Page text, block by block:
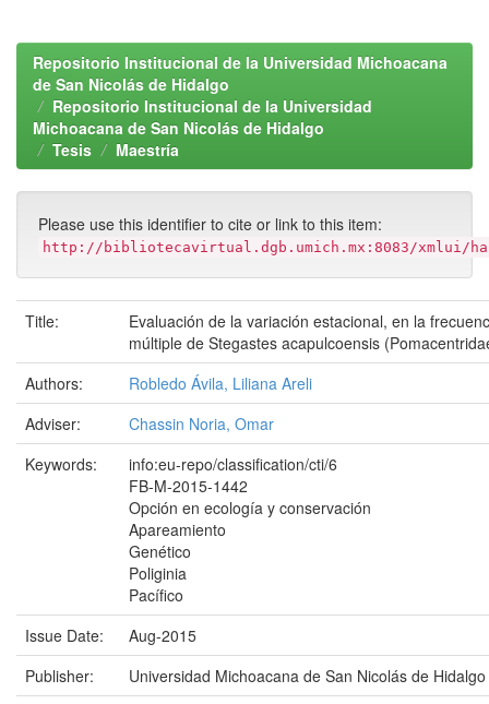
Repositorio Institucional de la Universidad Michoacana
de San Nicolás de Hidalgo
Repositorio Institucional de la Universidad
Michoacana de San Nicolás de Hidalgo
Tesis
Maestría
Please use this identifier to cite or link to this item:
http://bibliotecavirtual.dgb.umich.mx:8083/xmlui/
Title:
Evaluación de la variación estacional, en la
múltiple de Stegastes acapulcoensis
Authors:
Robledo Ávila, Liliana Areli
Adviser:
Chassin Noria, Omar
Keywords:
info:eu-repo/classification/cti/6
FB-M-2015-1442
Opción en ecología y conservación
Apareamiento
Genético
Poliginia
Pacífico
Issue Date:
Aug-2015
Publisher:
Universidad Michoacana de San Nicolás de Hidalgo